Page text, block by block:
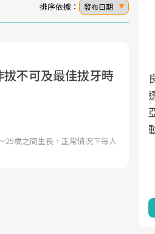
排序依據： 發布日期
不可及最佳拔牙時
25歲之間生長，正常情況下每人
浪潮，台灣正在快速邁
新時代。隨著國家政策
檢不只是醫療院所的服
生活祭體驗「一站式健
座、體驗到運動，全面